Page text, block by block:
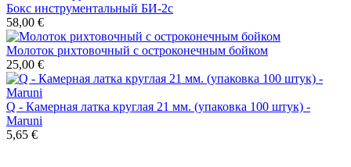
Бокс инструментальный БИ-2с
58,00 €
Молоток рихтовочный с остроконечным бойком
25,00 €
Q - Камерная латка круглая 21 мм. (упаковка 100 штук) -
Maruni
5,65 €